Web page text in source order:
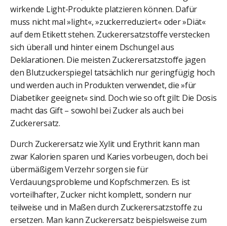
wirkende Light-Produkte platzieren können. Dafür
muss nicht mal »light«, »zuckerreduziert« oder »Diät«
auf dem Etikett stehen. Zuckerersatzstoffe verstecken
sich überall und hinter einem Dschungel aus
Deklarationen. Die meisten Zuckerersatzstoffe jagen
den Blutzuckerspiegel tatsächlich nur geringfügig hoch
und werden auch in Produkten verwendet, die »für
Diabetiker geeignet« sind. Doch wie so oft gilt: Die Dosis
macht das Gift – sowohl bei Zucker als auch bei
Zuckerersatz.
Durch Zuckerersatz wie Xylit und Erythrit kann man
zwar Kalorien sparen und Karies vorbeugen, doch bei
übermäßigem Verzehr sorgen sie für
Verdauungsprobleme und Kopfschmerzen. Es ist
vorteilhafter, Zucker nicht komplett, sondern nur
teilweise und in Maßen durch Zuckerersatzstoffe zu
ersetzen. Man kann Zuckerersatz beispielsweise zum